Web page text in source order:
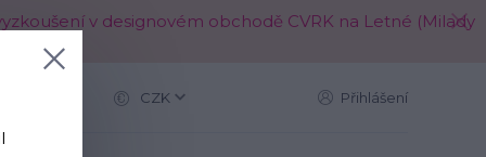
v designovém obchodě CVRK na Letné (Milady
CZK Přihlášení